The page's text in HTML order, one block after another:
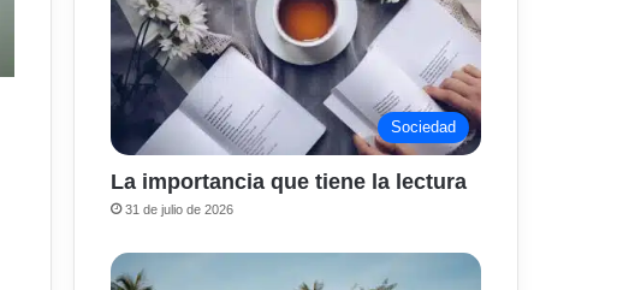
Sociedad
La importancia que tiene la lectura
31 de julio de 2026